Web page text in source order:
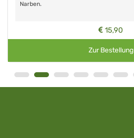
Narben.
15,90
Zur Bestellung